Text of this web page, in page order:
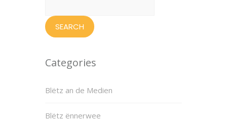
Categories
Blëtz an de Medien
Blëtz ënnerwee